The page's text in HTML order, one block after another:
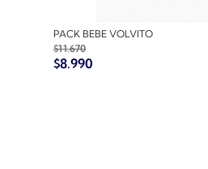
PACK BEBE VOLVITO
$11.670
$8.990